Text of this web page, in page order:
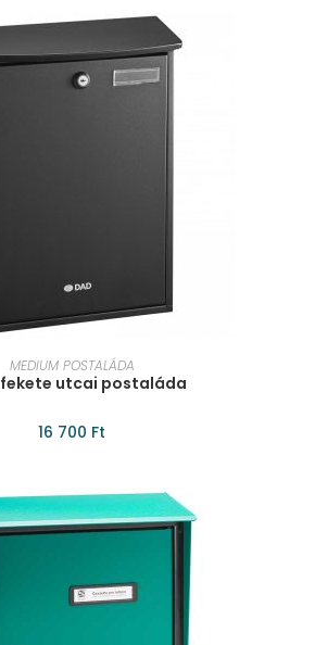
KOSÁRBA TESZEM
MEDIUM POSTALÁDA
fekete utcai postaláda
16 700 Ft